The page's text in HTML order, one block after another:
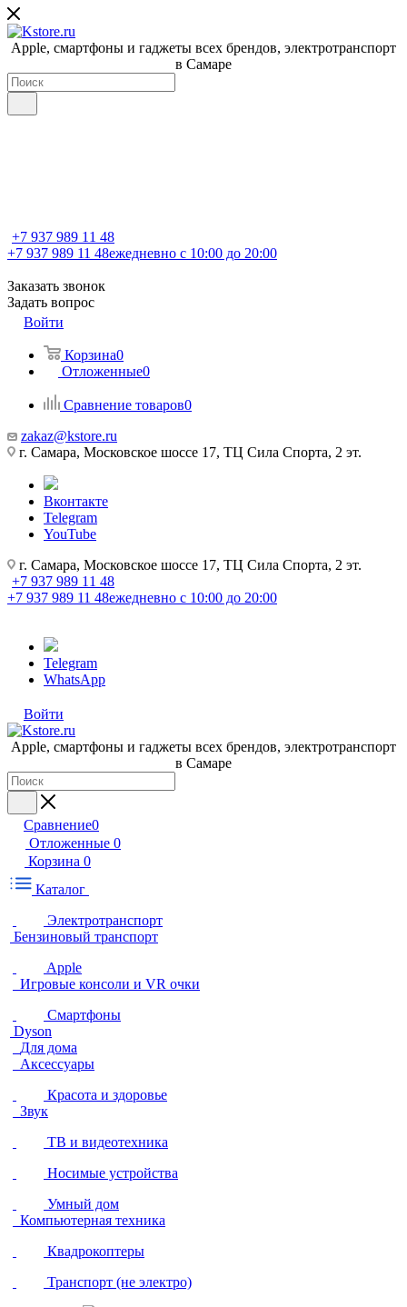
Apple, cмартфоны и гаджеты всех брендов, электротранспорт
в Самаре
+7 937 989 11 48
+7 937 989 11 48ежедневно с 10:00 до 20:00
Заказать звонок
Задать вопрос
Войти
Корзина0
Отложенные0
Сравнение товаров0
zakaz@kstore.ru
г. Самара, Московское шоссе 17, ТЦ Сила Спорта, 2 эт.
Вконтакте
Telegram
YouTube
г. Самара, Московское шоссе 17, ТЦ Сила Спорта, 2 эт.
+7 937 989 11 48
+7 937 989 11 48ежедневно с 10:00 до 20:00
Telegram
WhatsApp
Войти
Apple, cмартфоны и гаджеты всех брендов, электротранспорт
в Самаре
Сравнение0
Отложенные 0
Корзина 0
Каталог
Электротранспорт
Бензиновый транспорт
Apple
Игровые консоли и VR очки
Смартфоны
Dyson
Для дома
Аксессуары
Красота и здоровье
Звук
ТВ и видеотехника
Носимые устройства
Умный дом
Компьютерная техника
Квадрокоптеры
Транспорт (не электро)